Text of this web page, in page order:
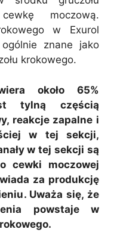
moczową.
w Exurol
znane jako
krokowego.
około 65%
tylną częścią
reakcje zapalne i
w tej sekcji,
w tej sekcji są
cewki moczowej
za produkcję
Uważa się, że
powstaje w